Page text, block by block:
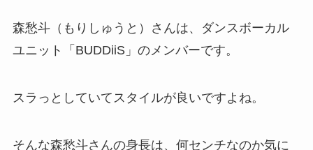
森愁斗（もりしゅうと）さんは、ダンスボーカル
ユニット「BUDDiiS」のメンバーです。
スラっとしていてスタイルが良いですよね。
そんな森愁斗さんの身長は、何センチなのか気に